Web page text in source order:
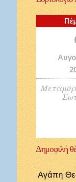
Δημοφιλή
Αγάπη